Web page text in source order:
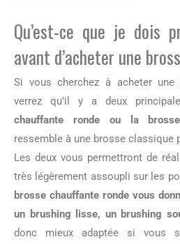
Qu’est-ce que je dois
avant d’acheter une
Si vous cherchez à acheter une
verrez qu’il y a deux
chauffante ronde ou la
ressemble à une brosse classique
Les deux vous permettront de
très légèrement assoupli sur les
brosse chauffante ronde vous
un brushing lisse, un brushing
donc mieux adaptée si vous